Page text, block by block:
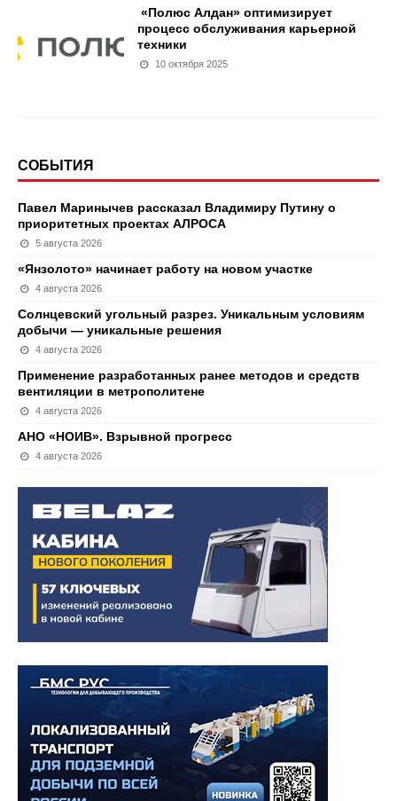
«Полюс Алдан» оптимизирует
процесс обслуживания карьерной
техники
10 октября 2025
СОБЫТИЯ
Павел Маринычев рассказал Владимиру Путину о
приоритетных проектах АЛРОСА
5 августа 2026
«Янзолото» начинает работу на новом участке
4 августа 2026
Солнцевский угольный разрез. Уникальным условиям
добычи — уникальные решения
4 августа 2026
Применение разработанных ранее методов и средств
вентиляции в метрополитене
4 августа 2026
АНО «НОИВ». Взрывной прогресс
4 августа 2026